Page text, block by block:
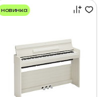
новинка